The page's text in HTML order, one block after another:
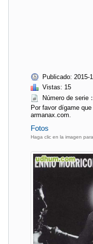
Publicado: 2015-
Vistas: 15
Número de serie
Por favor dígame
armanax.com.
Fotos
Haga clic en la imagen